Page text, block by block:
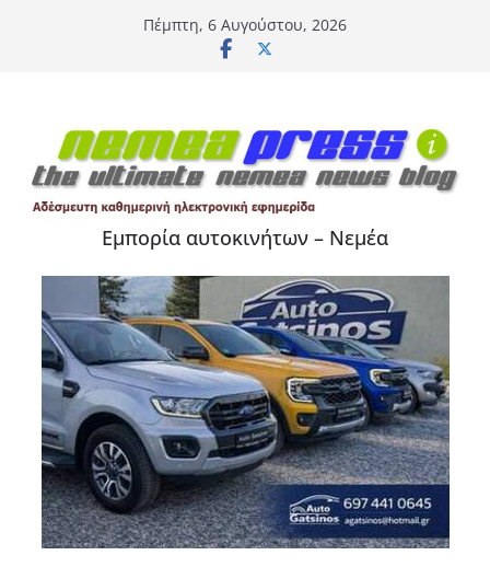
Πέμπτη, 6 Αυγούστου, 2026
Εμπορία αυτοκινήτων – Νεμέα